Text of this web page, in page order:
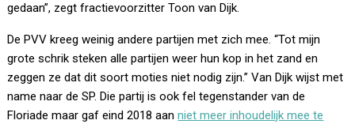
gedaan”, zegt fractievoorzitter Toon van Dijk.
De PVV kreeg weinig andere partijen met zich mee. “Tot mijn
grote schrik steken alle partijen weer hun kop in het zand en
zeggen ze dat dit soort moties niet nodig zijn.” Van Dijk wijst met
name naar de SP. Die partij is ook fel tegenstander van de
Floriade maar gaf eind 2018 aanniet meer inhoudelijk mee te